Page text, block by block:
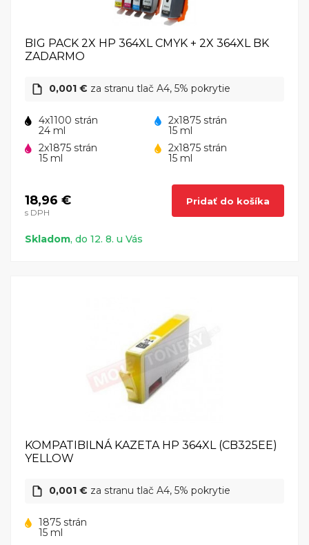
BIG PACK 2X HP 364XL CMYK + 2X 364XL BK
ZADARMO
0,001 € za stranu tlač A4, 5% pokrytie
4x1100 strán
24 ml
2x1875 strán
15 ml
2x1875 strán
15 ml
2x1875 strán
15 ml
18,96 €
s DPH
Pridať do košíka
Skladom, do 12. 8. u Vás
KOMPATIBILNÁ KAZETA HP 364XL (CB325EE)
YELLOW
0,001 € za stranu tlač A4, 5% pokrytie
1875 strán
15 ml